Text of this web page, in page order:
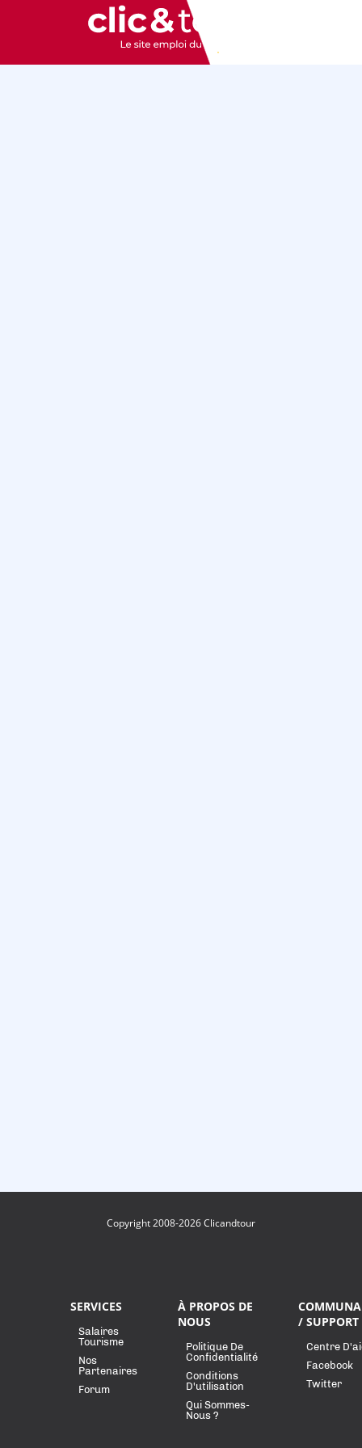
Copyright 2008-2026 Clicandtour
SERVICES
Salaires
Tourisme
Nos
Partenaires
Forum
À PROPOS DE
NOUS
Politique De
Confidentialité
Conditions
D'utilisation
Qui Sommes-
Nous ?
/ SUPPORT
Centre
Facebook
Twitter